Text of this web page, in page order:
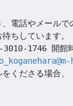
、電話やメール
くださる場合、